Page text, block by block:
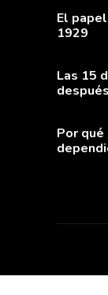
El
1929
Las 15
Por